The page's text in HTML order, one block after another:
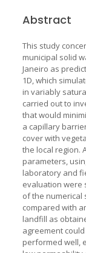
Abstract
This study
municipal solid
Janeiro as
1D, which
in variably
carried out to
that would
a capillary
cover with
the local region.
parameters,
laboratory and
evaluation were
of the numerical
compared with
landfill as
agreement
performed well,